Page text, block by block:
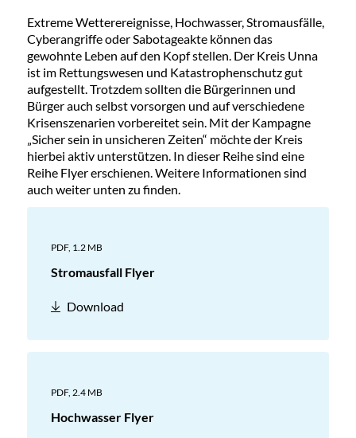
Extreme Wetterereignisse, Hochwasser, Stromausfälle,
Cyberangriffe oder Sabotageakte können das
gewohnte Leben auf den Kopf stellen. Der Kreis Unna
ist im Rettungswesen und Katastrophenschutz gut
aufgestellt. Trotzdem sollten die Bürgerinnen und
Bürger auch selbst vorsorgen und auf verschiedene
Krisenszenarien vorbereitet sein. Mit der Kampagne
„Sicher sein in unsicheren Zeiten“ möchte der Kreis
hierbei aktiv unterstützen. In dieser Reihe sind eine
Reihe Flyer erschienen. Weitere Informationen sind
auch weiter unten zu finden.
PDF, 1.2 MB
Stromausfall Flyer
Download
PDF, 2.4 MB
Hochwasser Flyer